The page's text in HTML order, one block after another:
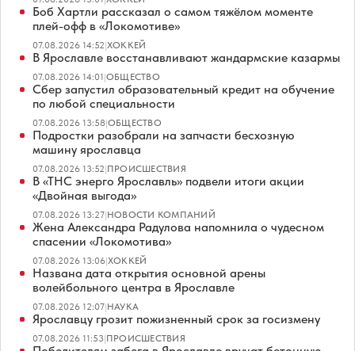
Боб Хартли рассказал о самом тяжёлом моменте
плей-офф в «Локомотиве»
07.08.2026 14:52|ХОККЕЙ
В Ярославле восстанавливают жандармские казармы
07.08.2026 14:01|ОБЩЕСТВО
Сбер запустил образовательный кредит на обучение
по любой специальности
07.08.2026 13:58|ОБЩЕСТВО
Подростки разобрали на запчасти бесхозную
машину ярославца
07.08.2026 13:52|ПРОИСШЕСТВИЯ
В «ТНС энерго Ярославль» подвели итоги акции
«Двойная выгода»
07.08.2026 13:27|НОВОСТИ КОМПАНИЙ
Жена Александра Радулова напомнила о чудесном
спасении «Локомотива»
07.08.2026 13:06|ХОККЕЙ
Названа дата открытия основной арены
волейбольного центра в Ярославле
07.08.2026 12:07|НАУКА
Ярославцу грозит пожизненный срок за госизмену
07.08.2026 11:53|ПРОИСШЕСТВИЯ